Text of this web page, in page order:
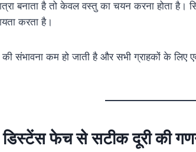
बनाता है तो केवल वस्तु का चयन करना होता है।
करता है।
संभावना कम हो जाती है और सभी ग्राहकों के लिए एक
फेच से सटीक दूरी की